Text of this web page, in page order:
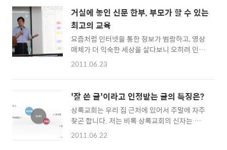
도서관은 어떤 모습일지 소개하겠습니다. 이용
자에게 편리한 환경을 제공 모든 도서관은 각각
의 특색이 있을텐데요. 은평구립도서관은 철저
한 좌석 시스템이 구비되어 있어 ..
기자가 되기 매우 힘듭니다. 그렇지만 아무 학부
나 나와도 채용시험에서 우수한 성적을 받으면
기자가 될 수 있는 남한과 달리 북한에선 관련
학과를 나온 졸업생 중에서 우수한 사람을 노동
당에서 뽑아 언론사에 임명합니다. 북한 사회는
기자 뿐 아니라 모든 직업을 국가가 배치하는 형
이 있는 것처럼 북한에도 조선어문학부 안에 신
문학과가 따로 있습니다. 이중 가장 유리한 지위
에 있는 것이 김일성종합대학..
거실에 놓인 신문 한부, 부모가 할 수 있는
최고의 교육
요즘처럼 인터넷을 통한 정보가 범람하고, 영상
매체가 더 익숙한 세상을 살다보니 오히려 인문
학에 대한 관심과 욕구가 많아지는 것 같습니다.
고등학생 자녀를 둔 부모들도 글쓰기가 대입과
논술에 있어서 중요하다는 것을 알기 때문에 어
떻게 하면 글 잘 쓰는 아이로 키울 수 있을까 고
민하며, 책도 읽어보게 하고 논술 학원에 보내기
도 합니다. 이렇게 글쓰기 실력을 키울 수 있는
2011.06.23
'잘 쓴 글'이라고 인정받는 글의 특징은?
상록교회는 우리 집 근처에 있어서 주말에 자주
찾곤 합니다. 저는 비록 상록교회의 신자는 아니
지만 상록교회에서 일하는 담임목사님을 좋아
2011.06.22